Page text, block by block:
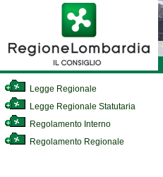
Legge Regionale
Legge Regionale Statutaria
Regolamento Interno
Regolamento Regionale